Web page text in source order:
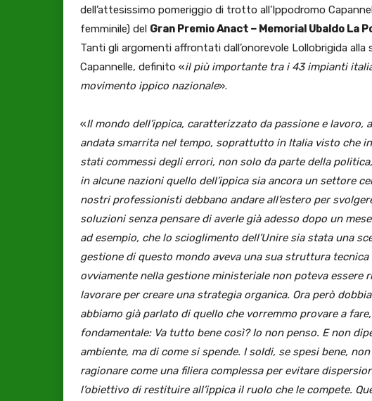
dell’attesissimo pomeriggio di trotto all’Ippodromo
femminile) del Gran Premio Anact – Memorial Ubaldo La
Tanti gli argomenti affrontati dall’onorevole Lollobrigida alla
Capannelle, definito «il più importante tra i 43 impianti
movimento ippico nazionale».
«Il mondo dell’ippica, caratterizzato da passione e lavoro,
andata smarrita nel tempo, soprattutto in Italia visto che
stati commessi degli errori, non solo da parte della
in alcune nazioni quello dell’ippica sia ancora un settore
nostri professionisti debbano andare all’estero per
soluzioni senza pensare di averle già adesso dopo un
ad esempio, che lo scioglimento dell’Unire sia stata una
gestione di questo mondo aveva una sua struttura
ovviamente nella gestione ministeriale non poteva essere
lavorare per creare una strategia organica. Ora però
abbiamo già parlato di quello che vorremmo provare a
fondamentale: Va tutto bene così? Io non penso. E non
ambiente, ma di come si spende. I soldi, se spesi bene,
ragionare come una filiera complessa per evitare
l’obiettivo di restituire all’ippica il ruolo che le compete.